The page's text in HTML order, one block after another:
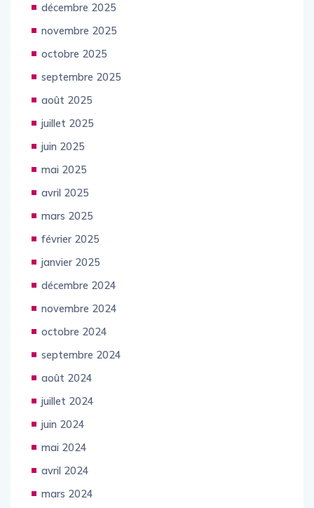
décembre 2025
novembre 2025
octobre 2025
septembre 2025
août 2025
juillet 2025
juin 2025
mai 2025
avril 2025
mars 2025
février 2025
janvier 2025
décembre 2024
novembre 2024
octobre 2024
septembre 2024
août 2024
juillet 2024
juin 2024
mai 2024
avril 2024
mars 2024